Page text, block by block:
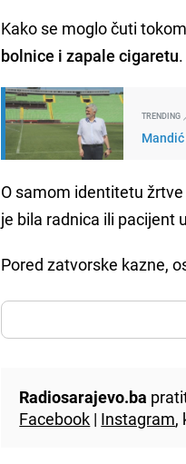
Kako se moglo čuti
bolnice i zapale cigaretu.
TRENDING
O samom identitetu
je bila radnica ili pacijent
Pored zatvorske kazne,
Radiosarajevo.ba
Facebook | Instagram,